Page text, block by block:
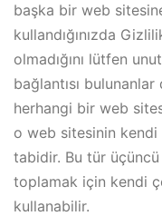
başka bir web
kullandığınızda
olmadığını lütfen
bağlantısı
herhangi bir web
o web sitesinin kendi
tabidir. Bu tür üçüncü
toplamak için kendi
kullanabilir.